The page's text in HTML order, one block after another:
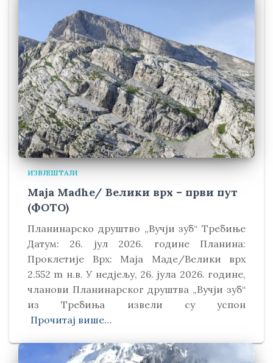
ИЗВЈЕШТАЈИ
Maja Madhe/ Велики врх – први пут
(ФОТО)
Планинарско друштво „Вучји зуб“ Требиње
Датум: 26. јул 2026. године Планина:
Проклетије Врх: Маја Маде/Велики врх
2.552 m н.в. У недјељу, 26. јула 2026. године,
чланови Планинарског друштва „Вучји зуб“
из Требиња извели су успон
Прочитај више…